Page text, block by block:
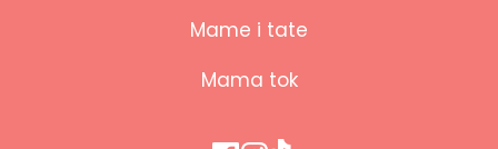
Mame i tate
Mama tok